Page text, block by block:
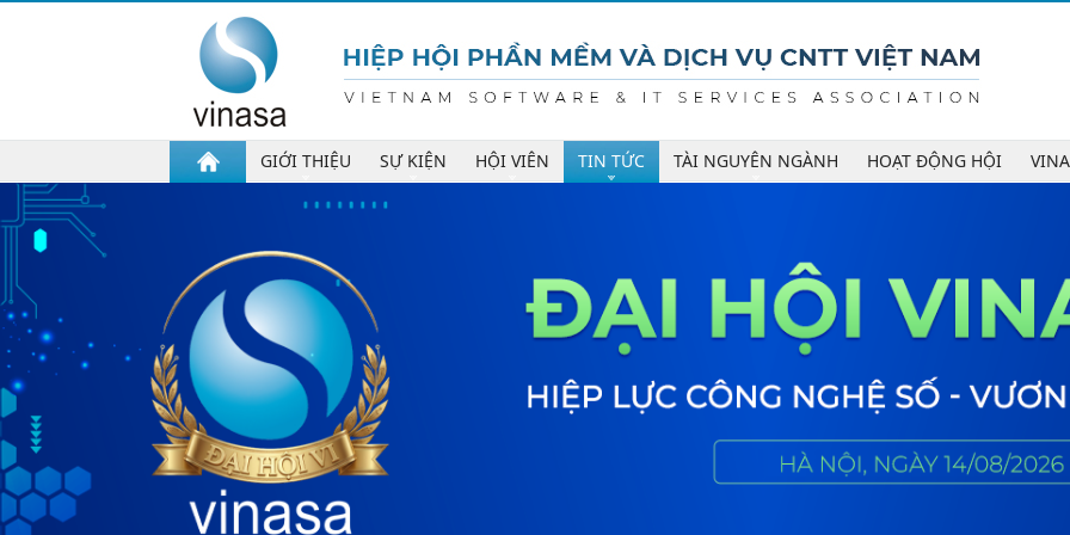
GIỚI THIỆU SỰ KIỆN HỘI VIÊN TIN TỨC TÀI NGUYÊN NGÀNH HOẠT ĐỘNG HỘI